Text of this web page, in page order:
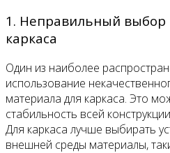
1. Неправильный выбор
каркаса
Один из наиболее
использование
материала для каркаса. Это
стабильность всей
Для каркаса лучше выбирать
внешней среды материалы,